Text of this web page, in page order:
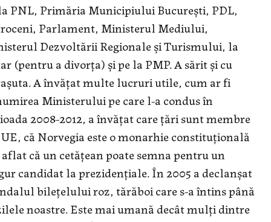
PNL, Primăria Municipiului București, PDL,
Parlament, Ministerul Mediului,
Dezvoltării Regionale și Turismului, la
(pentru a divorța) și pe la PMP. A sărit și cu
A învățat multe lucruri utile, cum ar fi
Ministerului pe care l-a condus în
2008-2012, a învățat care țări sunt membre
că Norvegia este o monarhie constituțională
aflat că un cetățean poate semna pentru un
candidat la prezidențiale. În 2005 a declanșat
bilețelului roz, tărăboi care s-a întins până
noastre. Este mai umană decât mulți dintre